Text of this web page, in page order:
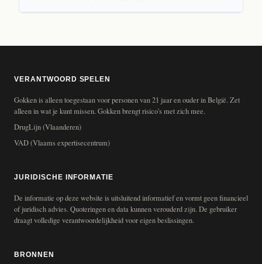
VERANTWOORD SPELEN
Gokken is alleen toegestaan voor personen van 21 jaar en ouder in België. Zet
alleen in wat je kunt missen. Gokken brengt risico's met zich mee.
DrugLijn (Vlaanderen)
VAD (Vlaams expertisecentrum)
JURIDISCHE INFORMATIE
De informatie op deze website is uitsluitend informatief en vormt geen financieel
of juridisch advies. Quoteringen en data kunnen verouderd zijn. De gebruiker
draagt volledige verantwoordelijkheid voor eigen beslissingen.
BRONNEN